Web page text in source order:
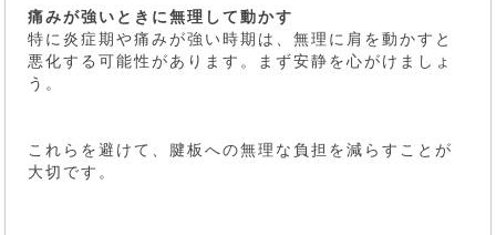
痛みが強いときに無理して動かす
特に炎症期や痛みが強い時期は、無理に肩を動かすと
悪化する可能性があります。まず安静を心がけましょ
う。
これらを避けて、腱板への無理な負担を減らすことが
大切です。